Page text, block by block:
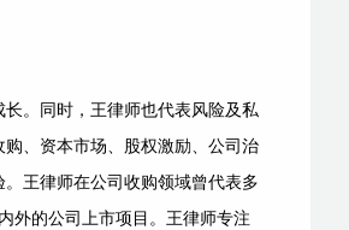
。同时，王律师也代表风险及私
、资本市场、股权激励、公司治
王律师在公司收购领域曾代表多
外的公司上市项目。王律师专注